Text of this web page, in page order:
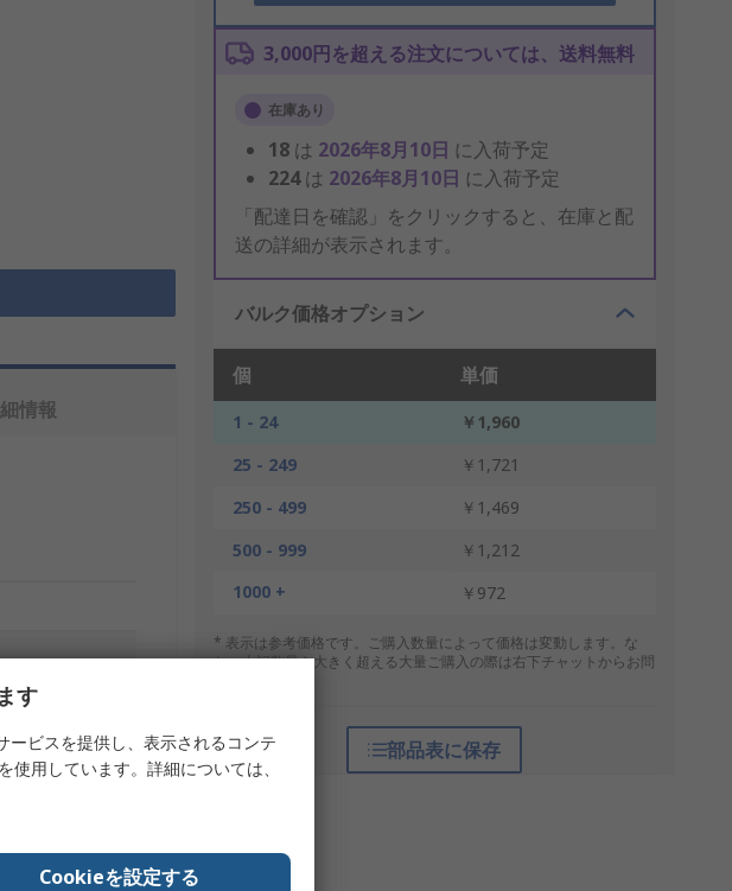
3,000円を超える注文については、送料無料
在庫あり
18 は 2026年8月10日 に入荷予定
224は 2026年8月10日 に入荷予定
「配達日を確認」をクリックすると、在庫と配
送の詳細が表示されます。
バルク価格オプション
個 単価
1 - 24
￥1,960
25 - 249
￥1,721
250 - 499
￥1,469
500 - 999
￥1,212
1000 +
￥972
* 表示は参考価格です。ご購入数量によって価格は変動します。な
お、上記数量を大きく超える大量ご購入の際は右下チャットからお問
部品表に保存
情報
す
ービスを提供し、表示されるコンテ
用しています。詳細については、
Cookieを設定する